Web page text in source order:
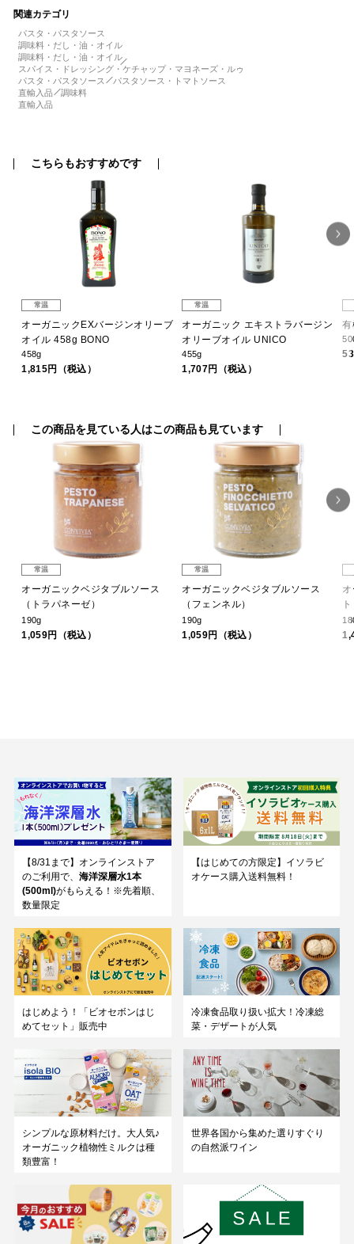
関連カテゴリ
パスタ・パスタソース
調味料・だし・油・オイル
調味料・だし・油・オイル
スパイス・ドレッシング・ケチャップ・マヨネーズ・ルゥ
パスタ・パスタソース
パスタソース・トマトソース
直輸入品
調味料
直輸入品
こちらもおすすめです
常温
オーガニックEXバージンオリーブ
オイル 458g BONO
458g
1,815円（税込）
常温
オーガニック エキストラバージン
オリーブオイル UNICO
455g
1,707円（税込）
この商品を見ている人はこの商品も見ています
常温
オーガニックベジタブルソース
（トラパネーゼ）
190g
1,059円（税込）
常温
オーガニックベジタブルソース
（フェンネル）
190g
1,059円（税込）
ト
【8/31まで】オンラインストア
のご利用で、 海洋深層水1本
(500ml)がもらえる！※先着順、
数量限定
【はじめての方限定】イソラビ
オケース購入送料無料！
はじめよう！「ビオセボンはじ
めてセット」販売中
冷凍食品取り扱い拡大！冷凍総
菜・デザートが人気
シンプルな原材料だけ。大人気♪
オーガニック植物性ミルクは種
類豊富！
世界各国から集めた選りすぐり
の自然派ワイン